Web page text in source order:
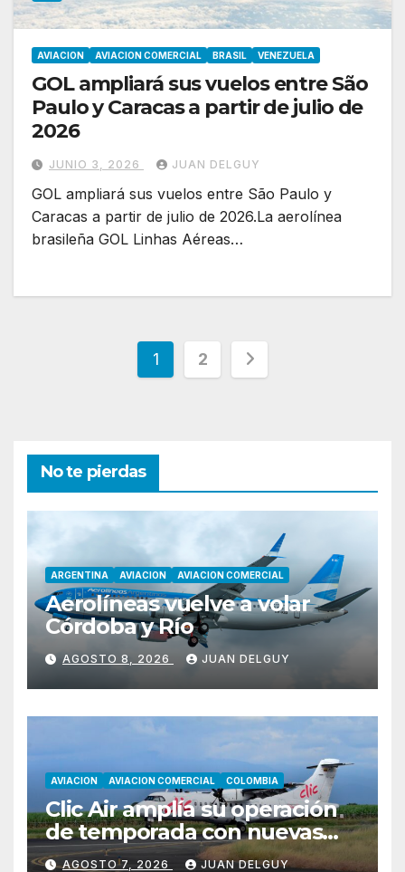
AVIACION AVIACION COMERCIAL BRASIL VENEZUELA
GOL ampliará sus vuelos entre São
Paulo y Caracas a partir de julio de
2026
JUNIO 3, 2026 JUAN DELGUY
GOL ampliará sus vuelos entre São Paulo y
Caracas a partir de julio de 2026.La aerolínea
brasileña GOL Linhas Aéreas…
Paginación
1 2
No te pierdas
ARGENTINA AVIACION AVIACION COMERCIAL
Aerolíneas vuelve a volar
Córdoba y Río
AGOSTO 8, 2026 JUAN DELGUY
AVIACION AVIACION COMERCIAL COLOMBIA
Clic Air amplía su operación
de temporada con nuevas
rutas hacia Cartagena y Tolú
AGOSTO 7, 2026 JUAN DELGUY